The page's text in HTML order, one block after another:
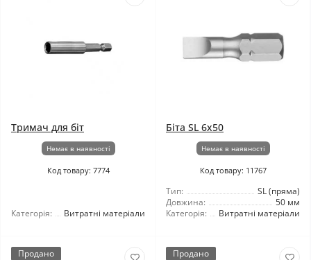
Тримач для біт
Немає в наявності
Код товару: 7774
Категорія: Витратні матеріали
Біта SL 6x50
Немає в наявності
Код товару: 11767
Тип:
SL (пряма)
Довжина:
50 мм
Категорія:
Витратні матеріали
Продано Продано